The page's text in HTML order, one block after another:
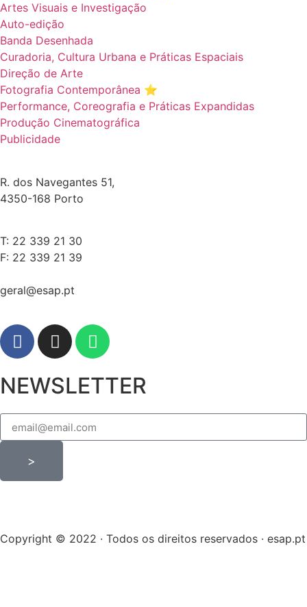
Artes Visuais e Investigação
Auto-edição
Banda Desenhada
Curadoria, Cultura Urbana e Práticas Espaciais
Direção de Arte
Fotografia Contemporânea ⭐️
Performance, Coreografia e Práticas Expandidas
Produção Cinematográfica
Publicidade
R. dos Navegantes 51,
4350-168 Porto
T: 22 339 21 30
F: 22 339 21 39
geral@esap.pt
NEWSLETTER
>
Copyright © 2022 · Todos os direitos reservados · esap.pt